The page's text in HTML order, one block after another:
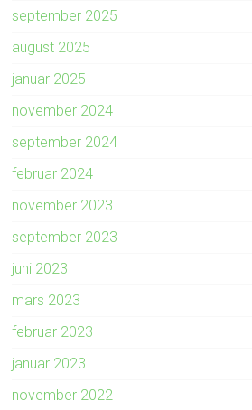
september 2025
august 2025
januar 2025
november 2024
september 2024
februar 2024
november 2023
september 2023
juni 2023
mars 2023
februar 2023
januar 2023
november 2022